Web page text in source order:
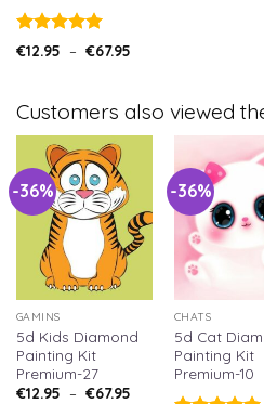
Note5.00
€12.95 – €67.95
Customers also viewed
-36%
GAMINS
5d Kids Diamond
Painting Kit
Premium-27
€12.95 – €67.95
-36%
CHATS
5d Cat
Painting Kit
Premium-10